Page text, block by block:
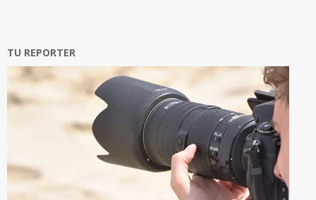
TU REPORTER